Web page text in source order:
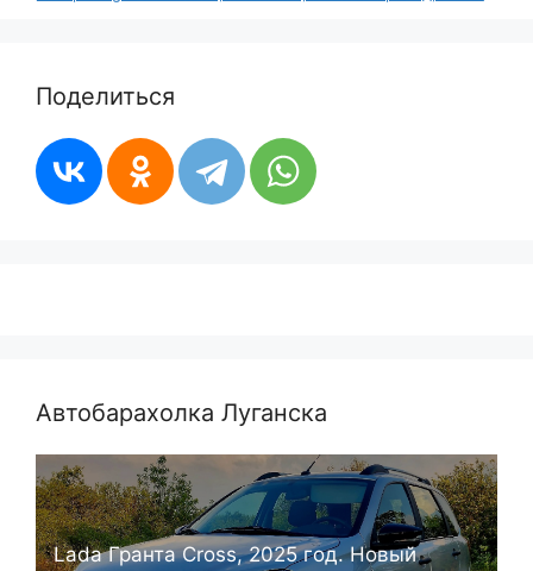
Поделиться
Автобарахолка Луганска
Lada Гранта Cross, 2025 год. Новый